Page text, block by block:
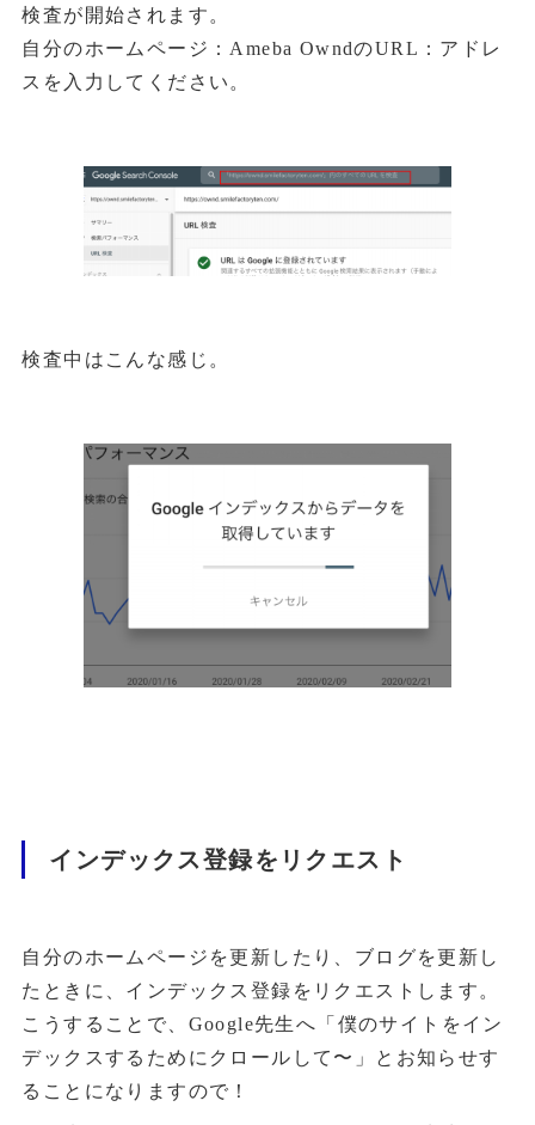
検査が開始されます。
自分のホームページ：Ameba OwndのURL：アドレ
スを入力してください。
検査中はこんな感じ。
インデックス登録をリクエスト
自分のホームページを更新したり、ブログを更新し
たときに、インデックス登録をリクエストします。
こうすることで、Google先生へ「僕のサイトをイン
デックスするためにクロールして〜」とお知らせす
ることになりますので！